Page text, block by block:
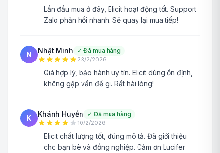
Lần đầu mua ở đây, Elicit hoạt động tốt. Support
Zalo phản hồi nhanh. Sẽ quay lại mua tiếp!
N Nhật Minh ✓ Đã mua hàng
23/2/2026
Giá hợp lý, bảo hành uy tín. Elicit dùng ổn định,
không gặp vấn đề gì. Rất hài lòng!
K Khánh Huyền ✓ Đã mua hàng
10/2/2026
Elicit chất lượng tốt, đúng mô tả. Đã giới thiệu
cho bạn bè và đồng nghiệp. Cảm ơn Lucifer